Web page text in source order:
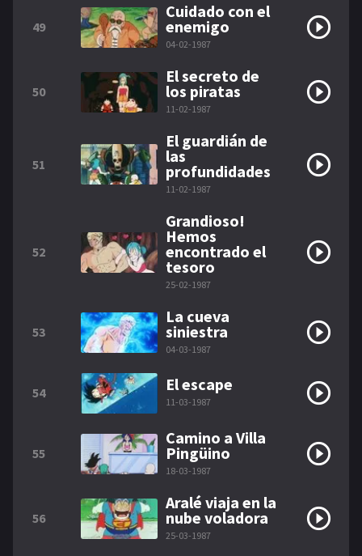
49
Cuidado con el
enemigo
04-02-1987
50
El secreto de
los piratas
11-02-1987
51
El guardián de
las
profundidades
11-02-1987
52
Grandioso!
Hemos
encontrado el
tesoro
25-02-1987
53
La cueva
siniestra
04-03-1987
54 El escape
11-03-1987
55
Camino a Villa
Pingüino
18-03-1987
56
Aralé viaja en la
nube voladora
25-03-1987